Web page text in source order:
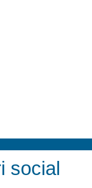
social